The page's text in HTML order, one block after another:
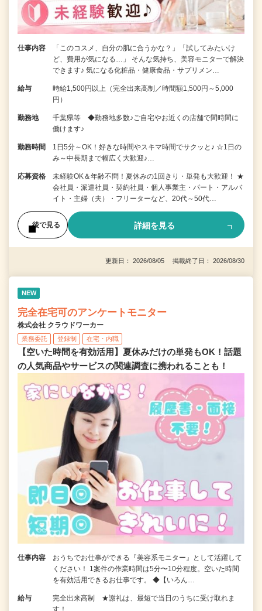
仕事内容
「このコスメ、自分の肌に合うかな？」「試してみたいけ
ど、費用が気になる…」 そんな気持ち、美容モニターで解決
できます♪ 気になる化粧品・健康食品・サプリメン…
給与
時給1,500円以上（完全出来高制／時間額1,500円～5,000
円）
勤務地
千葉県等 ◆勤務地多数♪ご自宅やお近くの店舗で間時間に
働けます♪
勤務時間
1日5分～OK！好きな時間やスキマ時間でサクッと♪ ☆1日の
み～中長期まで幅広く大歓迎♪…
応募資格
未経験OK＆年齢不問！夏休みの1回きり・単発も大歓迎！ ★
会社員・派遣社員・契約社員・個人事業主・パート・アルバ
イト・主婦（夫）・フリーターなど、20代～50代…
後で見る 詳細を見る
更新日： 2026/08/05 掲載終了日： 2026/08/30
NEW
完全在宅可のアンケートモニター
株式会社 クラウドワーカー
業務委託 登録制 在宅・内職
【空いた時間を有効活用】夏休みだけの単発もOK！話題
の人気商品やサービスの関連調査に携われることも！
仕事内容
おうちでお仕事ができる『美容系モニター』として活躍して
ください！ 1案件の作業時間は5分〜10分程度。空いた時間
を有効活用できるお仕事です。 ◆【いろん…
給与
完全出来高制 ★謝礼は、最短で当日のうちに受け取れま